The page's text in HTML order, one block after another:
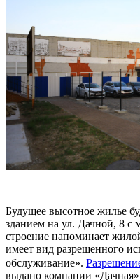
Будущее высотное жилье
зданием на ул. Дачной, 8
строение напоминает
имеет вид разрешенного
обслуживание».
выдано компании